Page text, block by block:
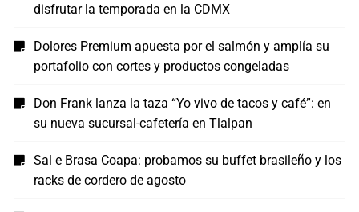
disfrutar la temporada en la CDMX
Dolores Premium apuesta por el salmón y amplía su
portafolio con cortes y productos congeladas
Don Frank lanza la taza “Yo vivo de tacos y café”: en
su nueva sucursal-cafetería en Tlalpan
Sal e Brasa Coapa: probamos su buffet brasileño y los
racks de cordero de agosto